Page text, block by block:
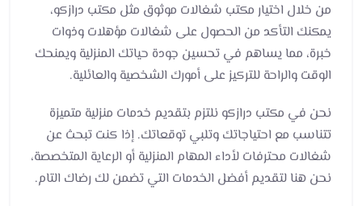
من خلال اختيار مكتب شغالات موثوق مثل مكتب درازكو،
يمكنك التأكد من الحصول على شغالات مؤهلات وذوات
خبرة، مما يساهم في تحسين جودة حياتك المنزلية ويمنحك
الوقت والراحة للتركيز على أمورك الشخصية والعائلية.
نحن في مكتب درازكو نلتزم بتقديم خدمات منزلية متميزة
تتناسب مع احتياجاتك وتلبي توقعاتك. إذا كنت تبحث عن
شغالات محترفات لأداء المهام المنزلية أو الرعاية المتخصصة،
نحن هنا لتقديم أفضل الخدمات التي تضمن لك رضاك التام.